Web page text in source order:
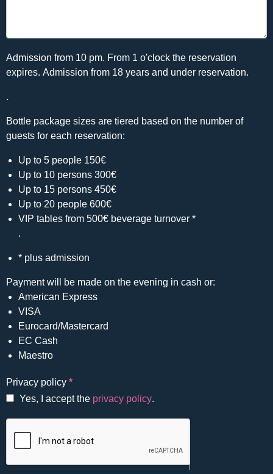
Admission from 10 pm. From 1 o'clock the reservation
expires. Admission from 18 years and under reservation.
.
Bottle package sizes are tiered based on the number of
guests for each reservation:
Up to 5 people 150€
Up to 10 persons 300€
Up to 15 persons 450€
Up to 20 people 600€
VIP tables from 500€ beverage turnover *
.
* plus admission
Payment will be made on the evening in cash or:
American Express
VISA
Eurocard/Mastercard
EC Cash
Maestro
Privacy policy *
Yes, I accept the privacy policy.